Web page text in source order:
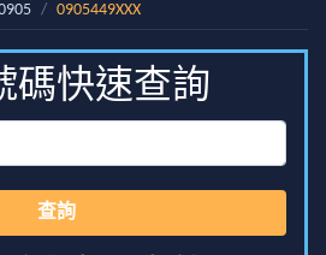
0905449XXX
碼快速查詢
查詢